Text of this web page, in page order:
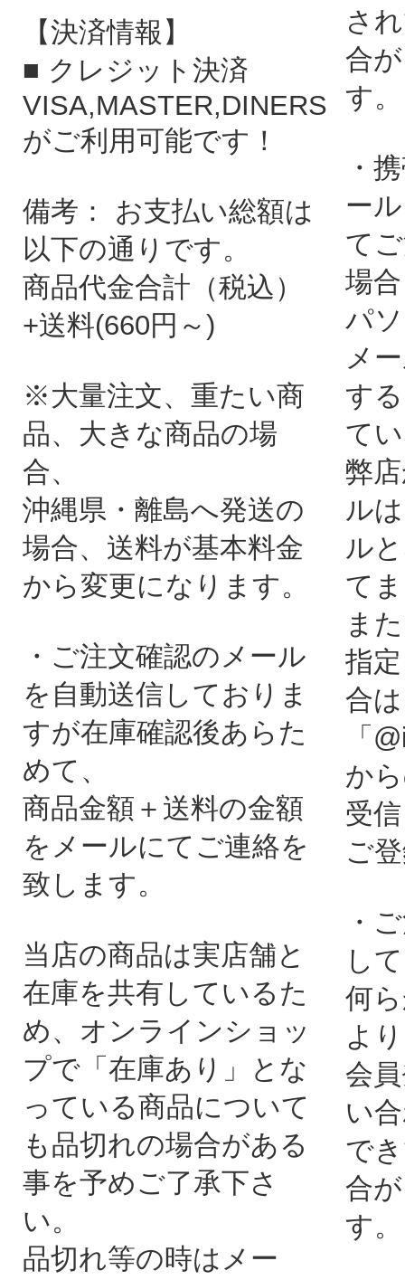
【決済情報】
■ クレジット決済
VISA,MASTER,DINERS
がご利用可能です！
備考： お支払い総額は
以下の通りです。
商品代金合計（税込）
+送料(660円～)
※大量注文、重たい商
品、大きな商品の場
合、
沖縄県・離島へ発送の
場合、送料が基本料金
から変更になります。
・ご注文確認のメール
を自動送信しておりま
すが在庫確認後あらた
めて、
商品金額＋送料の金額
をメールにてご連絡を
致します。
当店の商品は実店舗と
在庫を共有しているた
め、オンラインショッ
プで「在庫あり」とな
っている商品について
も品切れの場合がある
事を予めご了承下さ
い。
品切れ等の時はメー
さ
合
す。
・
ー
て
場合
パ
メ
す
て
弊
ル
ル
て
ま
指
合
「
か
受
ご
・
し
何
よ
会
い
で
合
す。